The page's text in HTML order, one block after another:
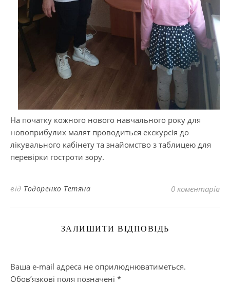
На початку кожного нового навчального року для
новоприбулих малят проводиться екскурсія до
лікувального кабінету та знайомство з таблицею для
перевірки гостроти зору.
від Тодоренко Тетяна 0 коментарів
ЗАЛИШИТИ ВІДПОВІДЬ
Ваша e-mail адреса не оприлюднюватиметься.
Обов’язкові поля позначені *